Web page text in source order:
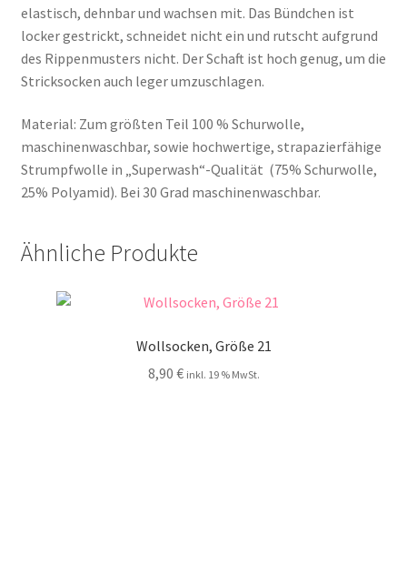
elastisch, dehnbar und wachsen mit. Das Bündchen ist
locker gestrickt, schneidet nicht ein und rutscht aufgrund
des Rippenmusters nicht. Der Schaft ist hoch genug, um die
Stricksocken auch leger umzuschlagen.
Material: Zum größten Teil 100 % Schurwolle,
maschinenwaschbar, sowie hochwertige, strapazierfähige
Strumpfwolle in „Superwash“-Qualität (75% Schurwolle,
25% Polyamid). Bei 30 Grad maschinenwaschbar.
Ähnliche Produkte
Wollsocken, Größe 21
8,90 € inkl. 19 % MwSt.